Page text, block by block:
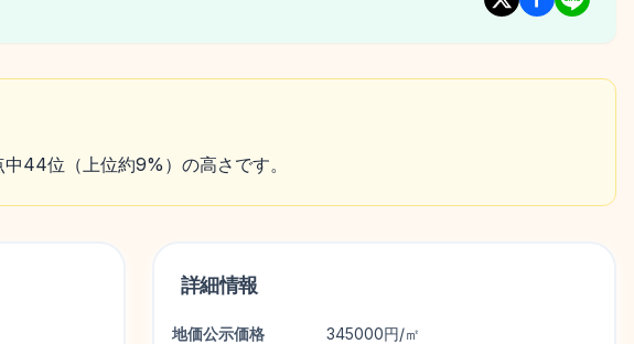
44位（上位約9%）の高さです。
詳細情報
地価公示価格 345000円/㎡